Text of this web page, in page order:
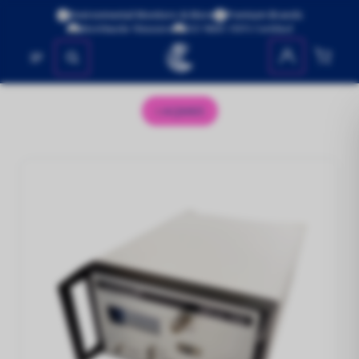
Environmental Monitors & More
Premium Brands
Worldwide Shipping
ISO 9001:2015 Certified
No se encontraron productos
AQM65